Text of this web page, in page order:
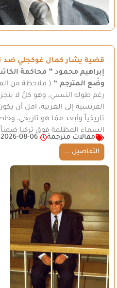
قضية يشار كمال غوكجلي ضد
إبراهيم محمود ” محاكمة
وضْع المترجم “ ( ملاحظة من
رغم طوله النسبي، وهو كلٌّ لا
الفرنسية إلى العربية، آمل أن
تاريخياً وأبعد ممّا هو تاريخي،
السماء المظلمة فوق تركيا
مقالات مترجمة
2026-08-06
التفاصيل ...